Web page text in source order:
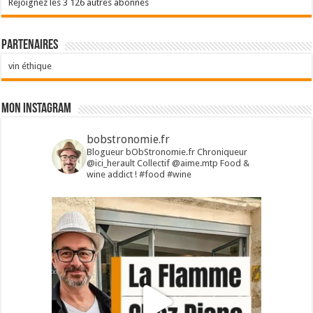
Rejoignez les 3 126 autres abonnés
Partenaires
vin éthique
Mon Instagram
bobstronomie.fr
Blogueur bObStronomie.fr Chroniqueur
@ici_heraultCollectif @aime.mtp Food &
wine addict !#food #wine